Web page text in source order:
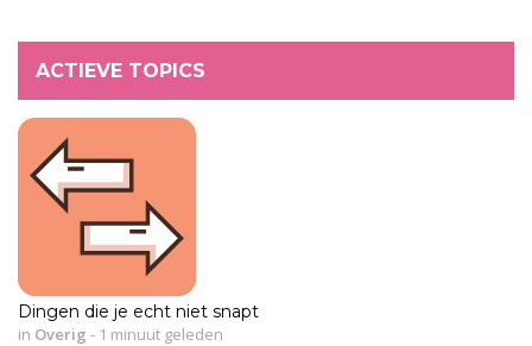
ACTIEVE TOPICS
Dingen die je echt niet snapt
in Overig - 1 minuut geleden